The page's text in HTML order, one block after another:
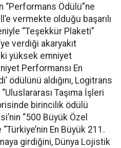
“Performans Ödülü”ne
vermekte olduğu başarılı
“Teşekkür Plaketi”
verdiği akaryakıt
yüksek emniyet
Performansı En
ödülünü aldığını, Logitrans
Taşıma İşleri
birincilik ödülü
“500 Büyük Özel
En Büyük 211.
girdiğini, Dünya Lojistik